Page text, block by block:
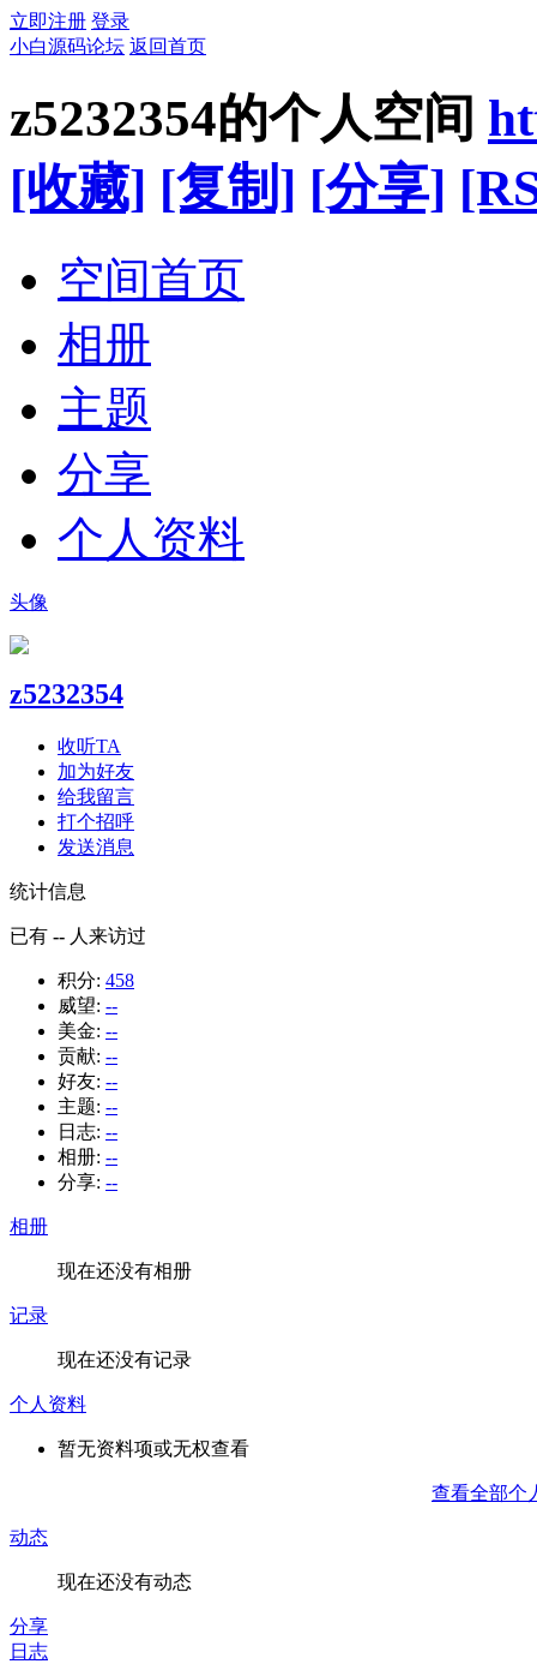
立即注册 登录
小白源码论坛 返回首页
z5232354的个人空间
[收藏] [复制] [分享]
空间首页
相册
主题
分享
个人资料
头像
z5232354
收听TA
加为好友
给我留言
打个招呼
发送消息
统计信息
已有 -- 人来访过
积分: 458
威望: --
美金: --
贡献: --
好友: --
主题: --
日志: --
相册: --
分享: --
相册
现在还没有相册
记录
现在还没有记录
个人资料
暂无资料项或无权查看
查看全部个
动态
现在还没有动态
分享
日志